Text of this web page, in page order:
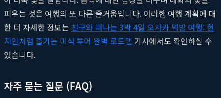
피우는 것은 여행의 또 다른 즐거움입니다. 이러한 여행 계획에 대
한 더 자세한 정보는 친구와 떠나는 3박 4일 오사카 먹방 여행: 현
지인처럼 즐기는 미식 투어 완벽 로드맵 기사에서도 확인하실 수
있습니다.
자주 묻는 질문 (FAQ)